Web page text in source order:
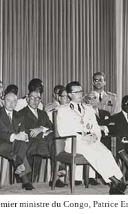
ministre du Congo, Patrice